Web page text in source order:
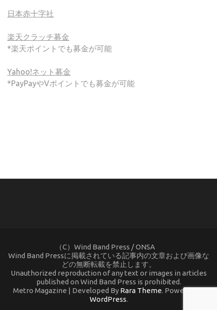
日本赤十字社
楽天クラッチ募金
*楽天ポイントでも募金が可能
Yahoo!ネット募金
*PayPayやVポイントでも募金が可能
（C）Wind Band Press / ONSA
Wind Band Pressに掲載されている記事内の文章および画像な
どの無断転載を禁止します。
Unauthorized reproduction of any text or images in articles
published on Wind Band Press is prohibited.
Metro Magazine | Developed By Rara Theme. Powered by
WordPress.